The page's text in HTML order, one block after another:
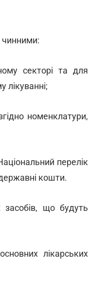
чинними:
секторі та для
лікуванні;
номенклатури,
перелік
кошти.
що будуть
лікарських